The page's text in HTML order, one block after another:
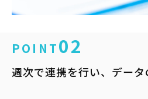
POINT02
週次で連携を行い、デー